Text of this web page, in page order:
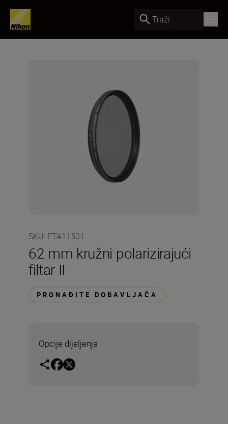
Traži
SKU: FTA11501
62 mm kružni polarizirajući
filtar II
PRONAĐITE DOBAVLJAČA
Opcije dijeljenja